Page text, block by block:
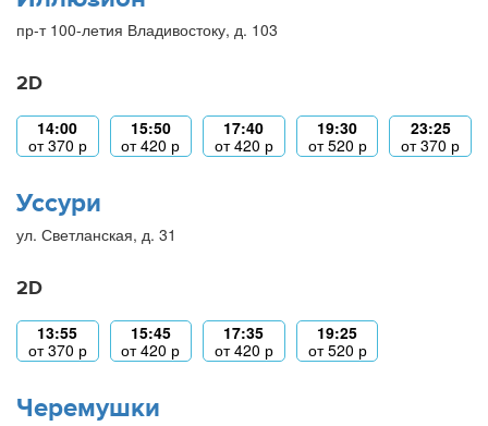
пр-т 100-летия Владивостоку, д. 103
2D
14:00
от370 р
15:50
от420 р
17:40
от420 р
19:30
от520 р
23:25
от370 р
Уссури
ул. Светланская, д. 31
2D
13:55
от370 р
15:45
от420 р
17:35
от420 р
19:25
от520 р
Черемушки